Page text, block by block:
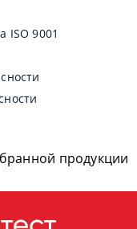
ISO 9001
продукции